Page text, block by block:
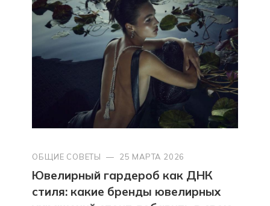
ОБЩИЕ СОВЕТЫ — 25 МАРТА 2026
Ювелирный гардероб как ДНК
стиля: какие бренды ювелирных